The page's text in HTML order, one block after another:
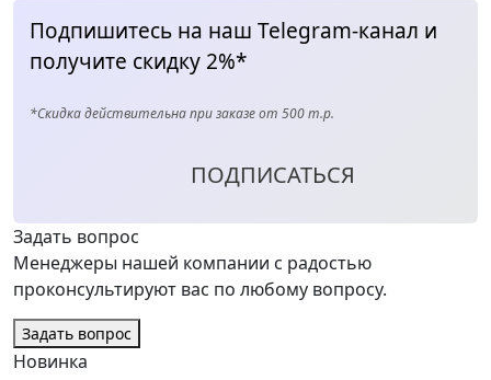
Подпишитесь на наш Telegram-канал и
получите скидку 2%*
*Скидка действительна при заказе от 500 т.р.
ПОДПИСАТЬСЯ
Задать вопрос
Менеджеры нашей компании с радостью
проконсультируют вас по любому вопросу.
Задать вопрос
Новинка